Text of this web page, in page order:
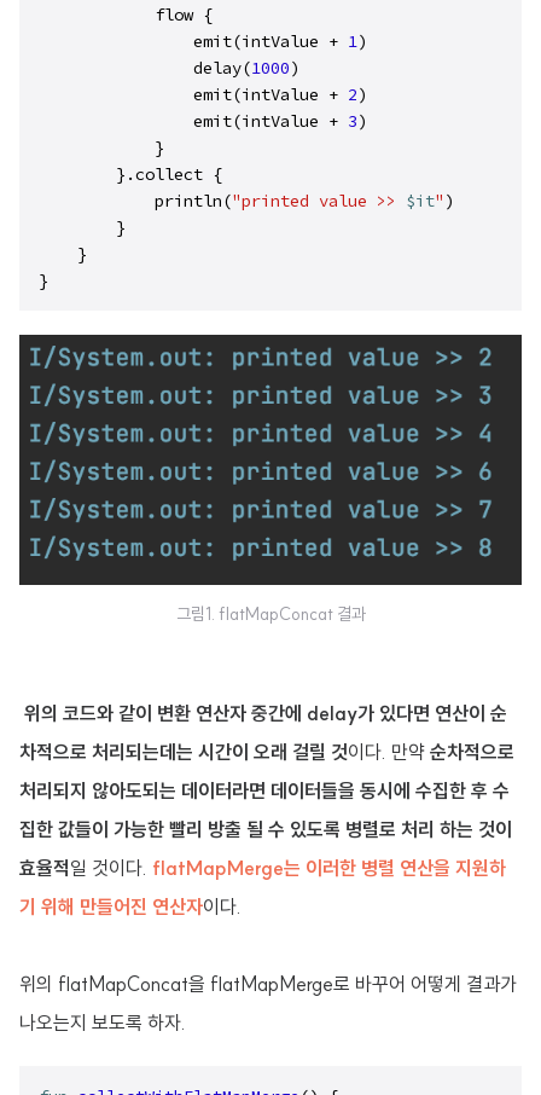
            flow {
                emit(intValue +
1)
                delay(
1000)
                emit(intValue +
2)
                emit(intValue +
3)
            }
        }.collect {
            println(
"printed value >> $it" )
        }
    }
}
그림1. flatMapConcat 결과
위의 코드와 같이 변환 연산자 중간에 delay가 있다면 연산이 순
차적으로 처리되는데는 시간이 오래 걸릴 것이다. 만약 순차적으로
처리되지 않아도되는 데이터라면 데이터들을 동시에 수집한 후 수
집한 값들이 가능한 빨리 방출 될 수 있도록 병렬로 처리 하는 것이
효율적일 것이다. flatMapMerge는 이러한 병렬 연산을 지원하
기 위해 만들어진 연산자이다.
위의 flatMapConcat을 flatMapMerge로 바꾸어 어떻게 결과가
나오는지 보도록 하자.